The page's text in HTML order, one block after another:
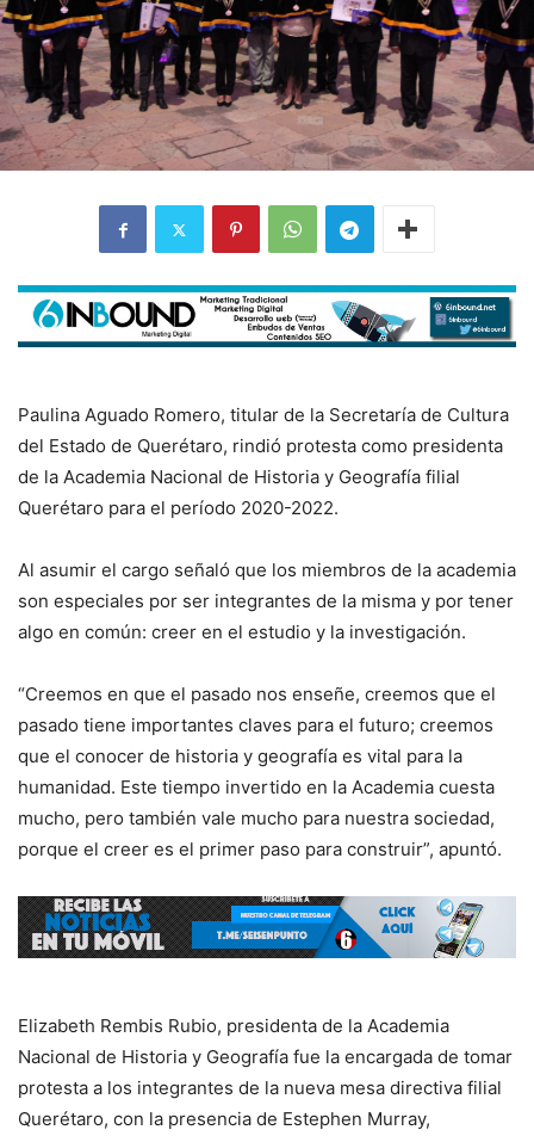
Paulina Aguado Romero, titular de la Secretaría de Cultura
del Estado de Querétaro, rindió protesta como presidenta
de la Academia Nacional de Historia y Geografía filial
Querétaro para el período 2020-2022.
Al asumir el cargo señaló que los miembros de la academia
son especiales por ser integrantes de la misma y por tener
algo en común: creer en el estudio y la investigación.
“Creemos en que el pasado nos enseñe, creemos que el
pasado tiene importantes claves para el futuro; creemos
que el conocer de historia y geografía es vital para la
humanidad. Este tiempo invertido en la Academia cuesta
mucho, pero también vale mucho para nuestra sociedad,
porque el creer es el primer paso para construir”, apuntó.
Elizabeth Rembis Rubio, presidenta de la Academia
Nacional de Historia y Geografía fue la encargada de tomar
protesta a los integrantes de la nueva mesa directiva filial
Querétaro, con la presencia de Estephen Murray,